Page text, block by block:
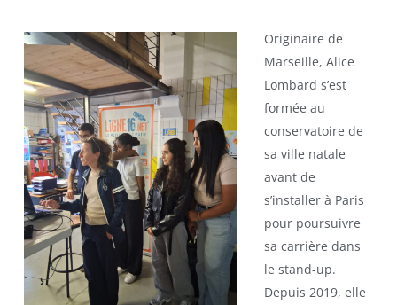
Originaire de
Marseille, Alice
Lombard s’est
formée au
conservatoire de
sa ville natale
avant de
s’installer à Paris
pour poursuivre
sa carrière dans
le stand-up.
Depuis 2019, elle